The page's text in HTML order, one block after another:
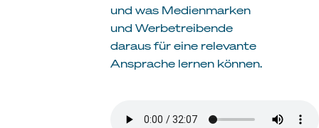
und was Medienmarken
und Werbetreibende
daraus für eine relevante
Ansprache lernen können.